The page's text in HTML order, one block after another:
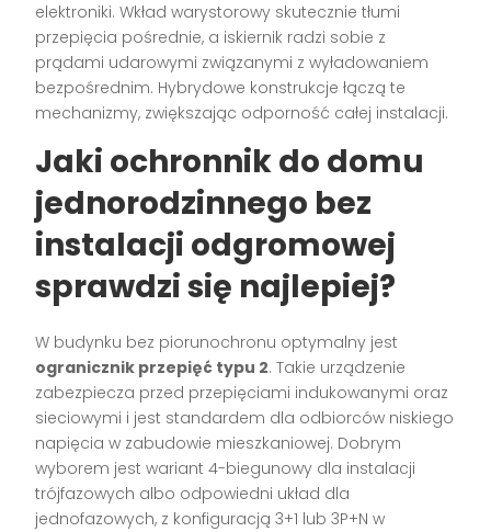
elektroniki. Wkład warystorowy skutecznie tłumi
przepięcia pośrednie, a iskiernik radzi sobie z
prądami udarowymi związanymi z wyładowaniem
bezpośrednim. Hybrydowe konstrukcje łączą te
mechanizmy, zwiększając odporność całej instalacji.
Jaki ochronnik do domu
jednorodzinnego bez
instalacji odgromowej
sprawdzi się najlepiej?
W budynku bez piorunochronu optymalny jest
ogranicznik przepięć typu 2. Takie urządzenie
zabezpiecza przed przepięciami indukowanymi oraz
sieciowymi i jest standardem dla odbiorców niskiego
napięcia w zabudowie mieszkaniowej. Dobrym
wyborem jest wariant 4-biegunowy dla instalacji
trójfazowych albo odpowiedni układ dla
jednofazowych, z konfiguracją 3+1 lub 3P+N w